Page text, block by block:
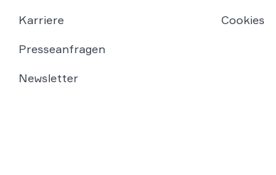
Karriere
Presseanfragen
Newsletter
Cookies